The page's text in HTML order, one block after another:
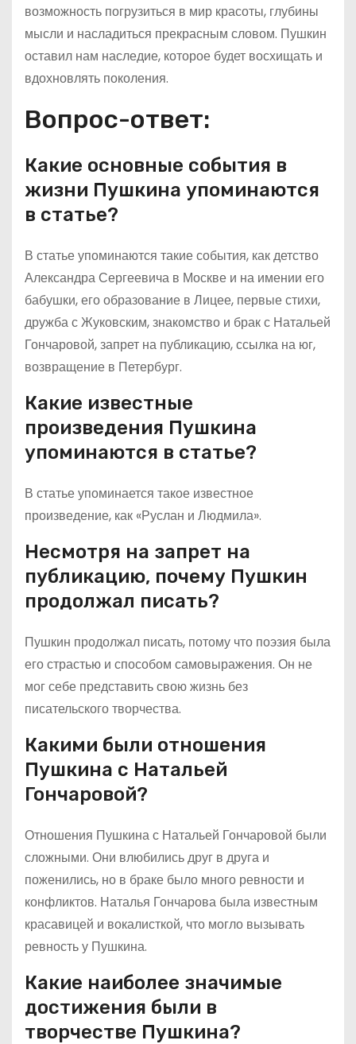
возможность погрузиться в мир красоты, глубины
мысли и насладиться прекрасным словом. Пушкин
оставил нам наследие, которое будет восхищать и
вдохновлять поколения.
Вопрос-ответ:
Какие основные события в
жизни Пушкина упоминаются
в статье?
В статье упоминаются такие события, как детство
Александра Сергеевича в Москве и на имении его
бабушки, его образование в Лицее, первые стихи,
дружба с Жуковским, знакомство и брак с Натальей
Гончаровой, запрет на публикацию, ссылка на юг,
возвращение в Петербург.
Какие известные
произведения Пушкина
упоминаются в статье?
В статье упоминается такое известное
произведение, как «Руслан и Людмила».
Несмотря на запрет на
публикацию, почему Пушкин
продолжал писать?
Пушкин продолжал писать, потому что поэзия была
его страстью и способом самовыражения. Он не
мог себе представить свою жизнь без
писательского творчества.
Какими были отношения
Пушкина с Натальей
Гончаровой?
Отношения Пушкина с Натальей Гончаровой были
сложными. Они влюбились друг в друга и
поженились, но в браке было много ревности и
конфликтов. Наталья Гончарова была известным
красавицей и вокалисткой, что могло вызывать
ревность у Пушкина.
Какие наиболее значимые
достижения были в
творчестве Пушкина?